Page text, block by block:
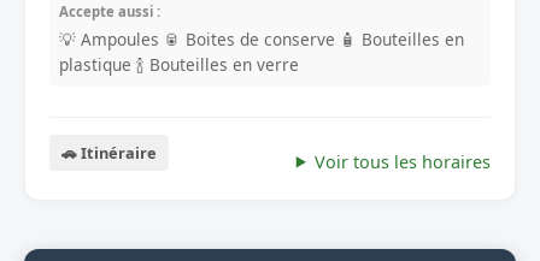
Accepte aussi :
💡 Ampoules 🥫 Boites de conserve 🧴 Bouteilles en
plastique 🍾 Bouteilles en verre
🚗 Itinéraire Voir tous les horaires